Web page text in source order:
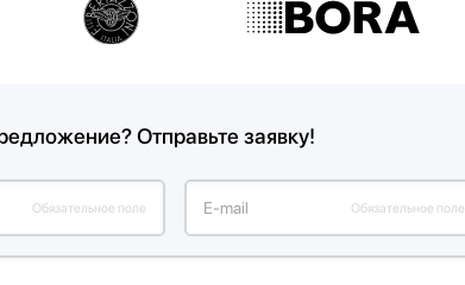
Отправьте заявку!
Обязательное поле Е-mail Обязательное поле